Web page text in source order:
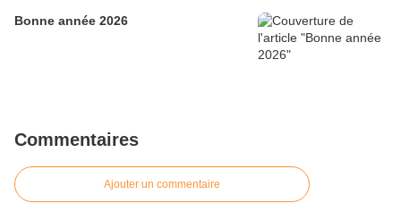
Bonne année 2026
Commentaires
Ajouter un commentaire